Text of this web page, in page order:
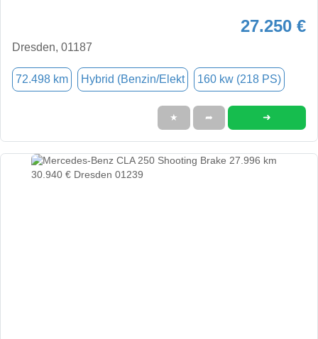
27.250 €
Dresden, 01187
72.498 km Hybrid (Benzin/Elekt 160 kw (218 PS)
★ ➦ ➜